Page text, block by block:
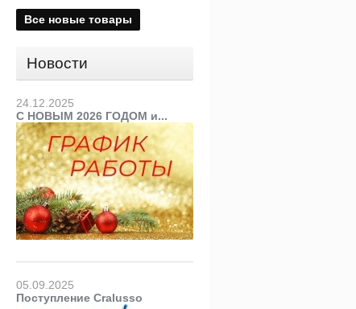
Все новые товары
Новости
24.12.2025
С НОВЫМ 2026 ГОДОМ и...
05.09.2025
Поступление Cralusso